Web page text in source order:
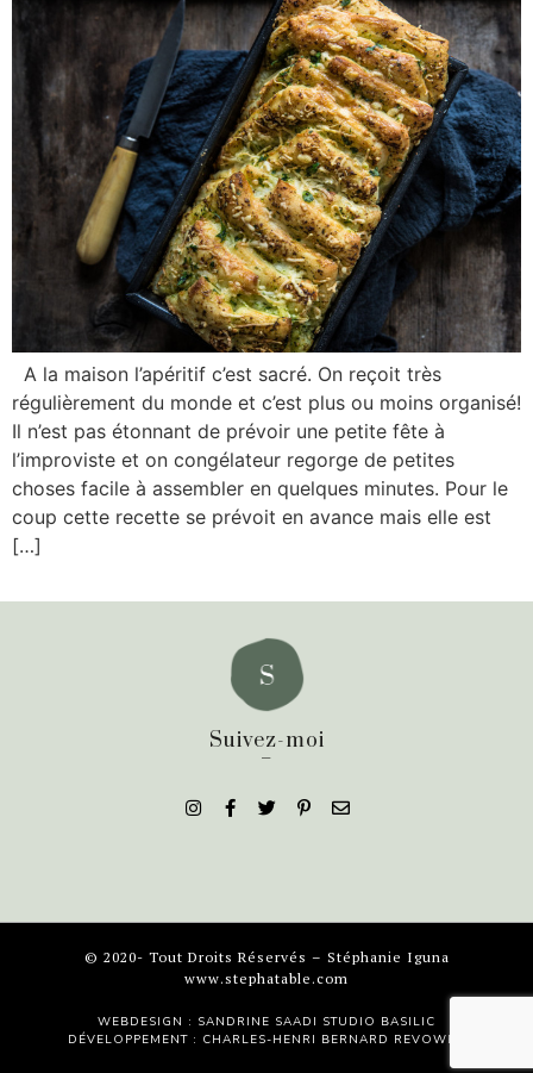
A la maison l’apéritif c’est sacré. On reçoit très
régulièrement du monde et c’est plus ou moins organisé!
Il n’est pas étonnant de prévoir une petite fête à
l’improviste et on congélateur regorge de petites
choses facile à assembler en quelques minutes. Pour le
coup cette recette se prévoit en avance mais elle est
[…]
Suivez-moi
_
© 2020- Tout Droits Réservés – Stéphanie Iguna
www.stephatable.com
WEBDESIGN : SANDRINE SAADI STUDIO BASILIC
DÉVELOPPEMENT : CHARLES-HENRI BERNARD REVOWEB